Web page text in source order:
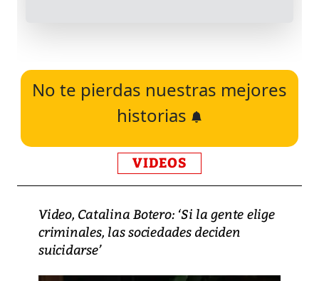
No te pierdas nuestras mejores
historias
VIDEOS
Video, Catalina Botero: ‘Si la gente elige
criminales, las sociedades deciden
suicidarse’